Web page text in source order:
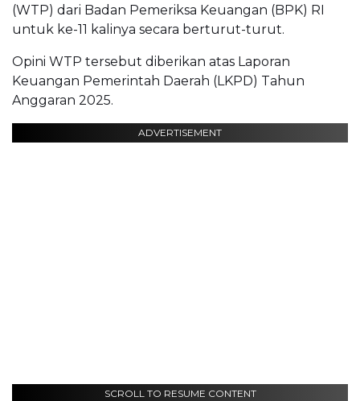
(WTP) dari Badan Pemeriksa Keuangan (BPK) RI
untuk ke-11 kalinya secara berturut-turut.
Opini WTP tersebut diberikan atas Laporan
Keuangan Pemerintah Daerah (LKPD) Tahun
Anggaran 2025.
ADVERTISEMENT
SCROLL TO RESUME CONTENT